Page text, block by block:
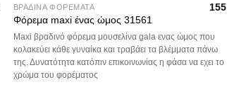
ΒΡΑΔΙΝΑ ΦΟΡΕΜΑΤΑ
Φόρεμα maxi ένας ώμος 31561
155
Maxi βραδινό φόρεμα μουσελίνα gala ενας ώμος που
κολακεύει κάθε γυναίκα και τραβάει τα βλέμματα πάνω
της. Δυνατότητα κατόπιν επικοινωνίας η φάσα να εχει το
χρώμα του φορέματος